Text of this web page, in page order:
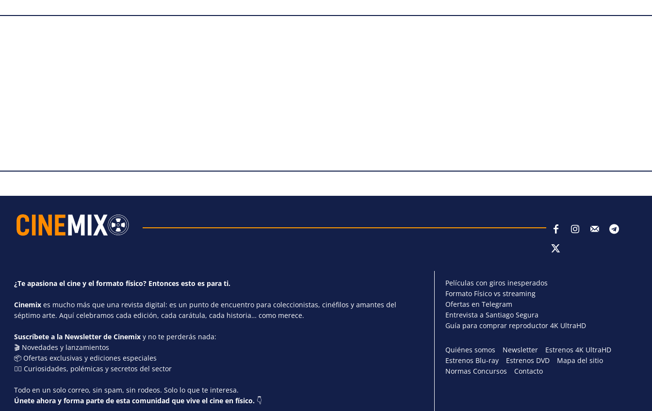
¿Te apasiona el cine y el formato físico? Entonces esto es para ti.
Cinemix es mucho más que una revista digital: es un punto de encuentro para coleccionistas, cinéfilos y amantes del
séptimo arte. Aquí celebramos cada edición, cada carátula, cada historia… como merece.
Suscríbete a la Newsletter de Cinemix y no te perderás nada:
🎬 Novedades y lanzamientos
📦 Ofertas exclusivas y ediciones especiales
🕵️‍♂️ Curiosidades, polémicas y secretos del sector
Todo en un solo correo, sin spam, sin rodeos. Solo lo que te interesa.
Únete ahora y forma parte de esta comunidad que vive el cine en físico. 👇
Películas con giros inesperados
Formato Físico vs streaming
Ofertas en Telegram
Entrevista a Santiago Segura
Guía para comprar reproductor 4K UltraHD
Quiénes somos Newsletter
Estrenos 4K UltraHD
Estrenos Blu-ray
Estrenos DVD
Mapa del sitio
Normas Concursos
Contacto